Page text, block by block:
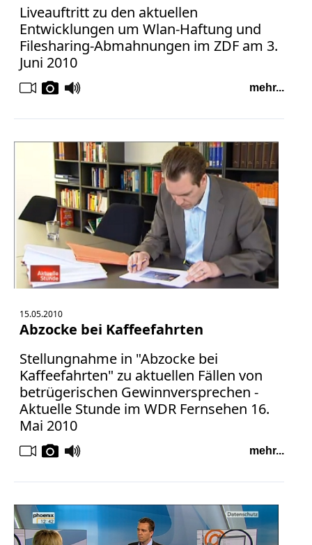
Liveauftritt zu den aktuellen
Entwicklungen um Wlan-Haftung und
Filesharing-Abmahnungen im ZDF am 3.
Juni 2010
mehr...
15.05.2010
Abzocke bei Kaffeefahrten
Stellungnahme in "Abzocke bei
Kaffeefahrten" zu aktuellen Fällen von
betrügerischen Gewinnversprechen -
Aktuelle Stunde im WDR Fernsehen 16.
Mai 2010
mehr...
Abmahnung
Aktuelle
Stunde
BGH
Datenschutz
Ebay
Fotorecht
Influencer
Instagram
Internetrecht
Markenrecht
Meinungsfreiheit
Print
Sportwetten
TV
Tagesspiegel
Urheberrecht
Verbraucherrecht
Volle
Kanne
WDR
Werbung